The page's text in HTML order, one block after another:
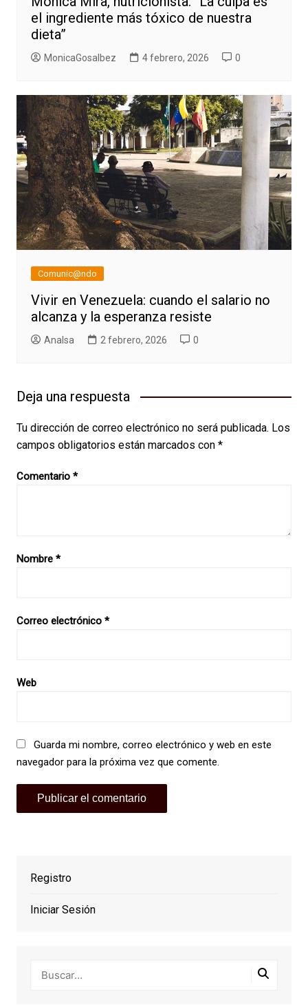
el ingrediente más tóxico de nuestra
dieta”
MonicaGosalbez 4 febrero, 2026 0
Comunic@ndo
Vivir en Venezuela: cuando el salario no
alcanza y la esperanza resiste
AnaIsa 2 febrero, 2026 0
Deja una respuesta
Tu dirección de correo electrónico no será publicada. Los
campos obligatorios están marcados con *
Comentario *
Nombre *
Correo electrónico *
Web
Guarda mi nombre, correo electrónico y web en este
navegador para la próxima vez que comente.
Registro
Iniciar Sesión